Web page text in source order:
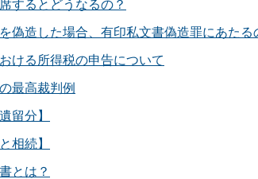
するとどうなるの？
偽造した場合、有印私文書偽造罪にあたる
ける所得税の申告について
最高裁判例
留分】
相続】
とは？